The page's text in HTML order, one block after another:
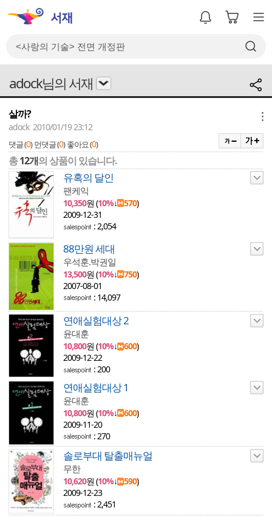
adock님의 서재
살까?
adock 2010/01/19 23:12
댓글 (0) 먼댓글 (0) 좋아요 (0)
총12개의 상품이 있습니다.
유혹의 달인
팬케익
10,350원 (10%↓ 570)
2009-12-31
: 2,054
88만원 세대
우석훈.박권일
13,500원 (10%↓ 750)
2007-08-01
: 14,097
연애실험대상 2
윤대훈
10,800원 (10%↓ 600)
2009-12-22
: 200
연애실험대상 1
윤대훈
10,800원 (10%↓ 600)
2009-11-20
: 270
솔로부대 탈출매뉴얼
무한
10,620원 (10%↓ 590)
2009-12-23
: 2,451